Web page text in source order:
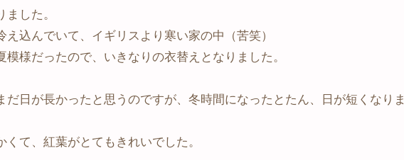
した。
込んでいて、イギリスより寒い家の中（苦笑）
模様だったので、いきなりの衣替えとなりました。
だ日が長かったと思うのですが、冬時間になったとたん、日が短くなりま
て、紅葉がとてもきれいでした。